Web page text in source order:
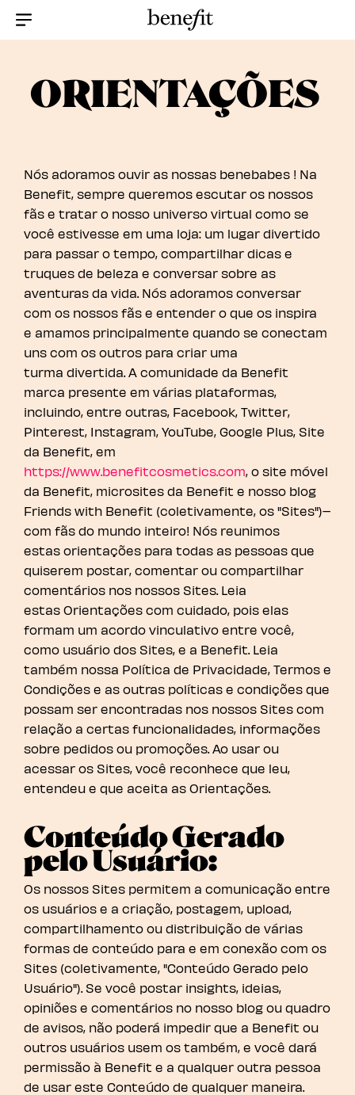
ORIENTAÇÕES
Nós adoramos ouvir as nossas benebabes ! Na
Benefit, sempre queremos escutar os nossos
fãs e tratar o nosso universo virtual como se
você estivesse em uma loja: um lugar divertido
para passar o tempo, compartilhar dicas e
truques de beleza e conversar sobre as
aventuras da vida. Nós adoramos conversar
com os nossos fãs e entender o que os inspira
e amamos principalmente quando se conectam
uns com os outros para criar uma
turma divertida. A comunidade da Benefit
marca presente em várias plataformas,
incluindo, entre outras, Facebook, Twitter,
Pinterest, Instagram, YouTube, Google Plus, Site
da Benefit, em
https://www.benefitcosmetics.com, o site móvel
da Benefit, microsites da Benefit e nosso blog
Friends with Benefit (coletivamente, os "Sites")–
com fãs do mundo inteiro! Nós reunimos
estas orientações para todas as pessoas que
quiserem postar, comentar ou compartilhar
comentários nos nossos Sites. Leia
estas Orientações com cuidado, pois elas
formam um acordo vinculativo entre você,
como usuário dos Sites, e a Benefit. Leia
também nossa Política de Privacidade, Termos e
Condições e as outras políticas e condições que
possam ser encontradas nos nossos Sites com
relação a certas funcionalidades, informações
sobre pedidos ou promoções. Ao usar ou
acessar os Sites, você reconhece que leu,
entendeu e que aceita as Orientações.
Conteúdo Gerado
pelo Usuário:
Os nossos Sites permitem a comunicação entre
os usuários e a criação, postagem, upload,
compartilhamento ou distribuição de várias
formas de conteúdo para e em conexão com os
Sites (coletivamente, "Conteúdo Gerado pelo
Usuário"). Se você postar insights, ideias,
opiniões e comentários no nosso blog ou quadro
de avisos, não poderá impedir que a Benefit ou
outros usuários usem os também, e você dará
permissão à Benefit e a qualquer outra pessoa
de usar este Conteúdo de qualquer maneira.